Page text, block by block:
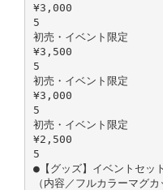
¥3,000
5
初売・イベント限定
¥3,500
5
初売・イベント限定
¥3,000
5
初売・イベント限定
¥2,500
5
●【グッズ】イベントセッ
（内容／フルカラーマグ